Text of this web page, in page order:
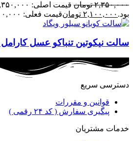
۲,۳۵۰,۰۰۰ تومان
بود. ۲,۱۰۰,۰۰۰ تومانقیمت فعلی: ۲,۱۰۰,۰۰۰ تومان.
سالت نیکوتین تنباکو عسل کارامل
دسترسی سریع
قوانین و مقررات
پیگیری سفارش ( کد ۲۴ رقمی )
خدمات مشتریان